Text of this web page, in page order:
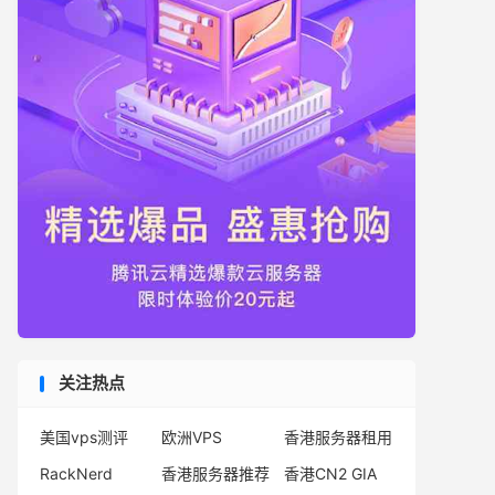
关注热点
美国vps测评 欧洲VPS
香港服务器租用
RackNerd
香港服务器推荐 香港CN2 GIA